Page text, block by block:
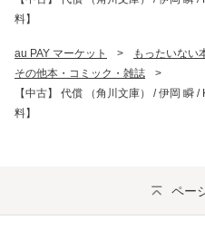
料】
au PAY マーケット > もったいない
その他本・コミック・雑誌
>
【中古】 代償 （角川文庫） / 伊岡 瞬
料】
ペー